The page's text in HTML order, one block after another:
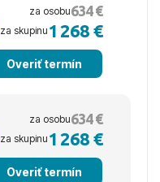
za osobu634 €
za skupinu 1 268 €
Overiť termín
za osobu634 €
za skupinu 1 268 €
Overiť termín